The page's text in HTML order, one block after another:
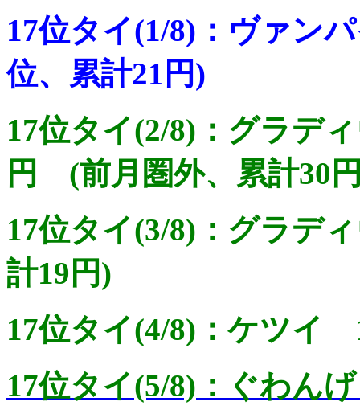
17位タイ(1/8)：ヴァ
位、累計21円)
17位タイ(2/8)：グラデ
円 (前月圏外、累計30
17位タイ(3/8)：グラ
計19円)
17位タイ(4/8)：ケツイ
17位タイ(5/8)：ぐわ